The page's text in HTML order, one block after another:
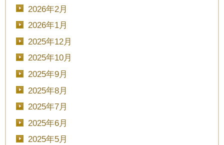
2026年2月
2026年1月
2025年12月
2025年10月
2025年9月
2025年8月
2025年7月
2025年6月
2025年5月